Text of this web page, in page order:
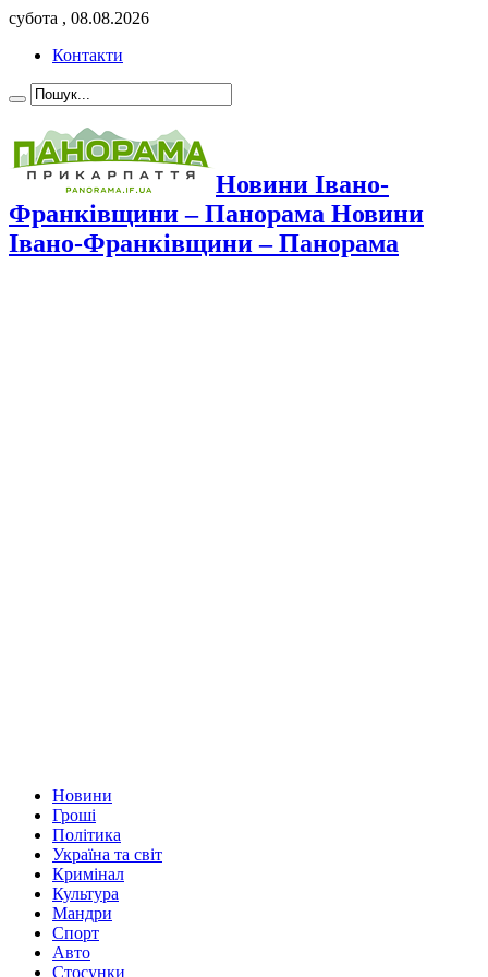
субота , 08.08.2026
Контакти
Новини Івано-
Франківщини – Панорама Новини
Івано-Франківщини – Панорама
Новини
Гроші
Політика
Україна та світ
Кримінал
Культура
Мандри
Спорт
Авто
Стосунки